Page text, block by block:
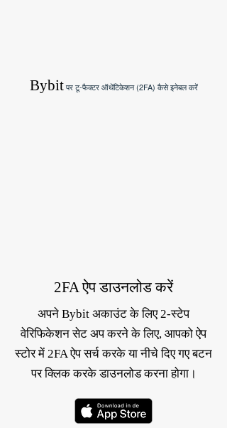
Bybitपर टू-फैक्टर ऑथेंटिकेशन (2FA) कैसे इनेबल करें
2FA ऐप डाउनलोड करें
अपने Bybit अकाउंट के लिए 2-स्टेप
वेरिफिकेशन सेट अप करने के लिए, आपको ऐप
स्टोर में 2FA ऐप सर्च करके या नीचे दिए गए बटन
पर क्लिक करके डाउनलोड करना होगा।